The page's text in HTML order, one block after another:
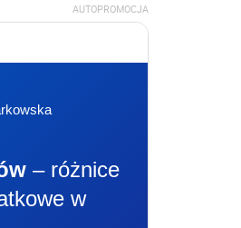
AUTOPROMOCJA
– różnice
w